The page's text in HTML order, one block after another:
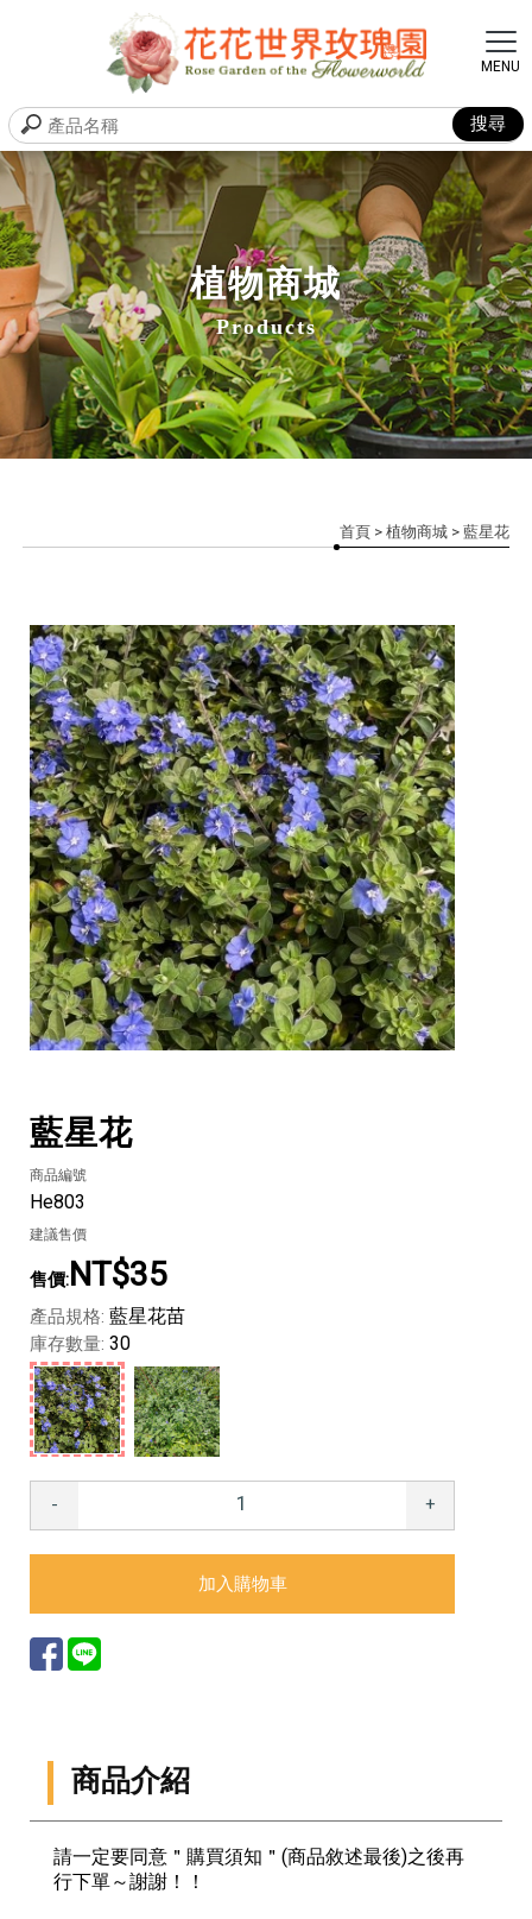
植物商城
Products
首頁 >植物商城 > 藍星花
藍星花
商品編號
He803
建議售價
NT$35
產品規格: 藍星花苗
庫存數量: 30
- +
商品介紹
請一定要同意＂購買須知＂(商品敘述最後)之後再
行下單～謝謝！！